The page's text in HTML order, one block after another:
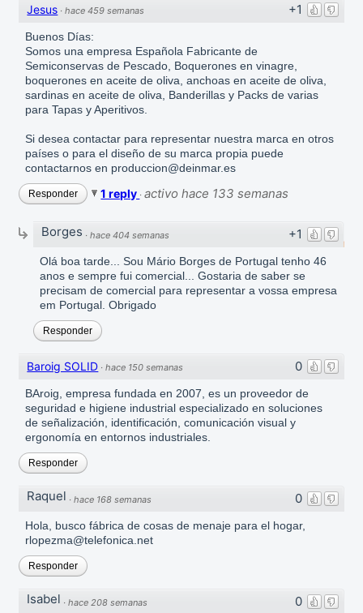
+1
Jesus ·hace 459 semanas
Buenos Días:
Somos una empresa Española Fabricante de
Semiconservas de Pescado, Boquerones en vinagre,
boquerones en aceite de oliva, anchoas en aceite de oliva,
sardinas en aceite de oliva, Banderillas y Packs de varias
para Tapas y Aperitivos.
Si desea contactar para representar nuestra marca en otros
países o para el diseño de su marca propia puede
contactarnos en produccion@deinmar.es
Responder 1 reply ·activo hace 133 semanas
+1
Borges ·hace 404 semanas
Olá boa tarde... Sou Mário Borges de Portugal tenho 46
anos e sempre fui comercial... Gostaria de saber se
precisam de comercial para representar a vossa empresa
em Portugal. Obrigado
Responder
0
Baroig SOLID ·hace 150 semanas
BAroig, empresa fundada en 2007, es un proveedor de
seguridad e higiene industrial especializado en soluciones
de señalización, identificación, comunicación visual y
ergonomía en entornos industriales.
Responder
0
Raquel ·hace 168 semanas
Hola, busco fábrica de cosas de menaje para el hogar,
rlopezma@telefonica.net
Responder
0
Isabel ·hace 208 semanas